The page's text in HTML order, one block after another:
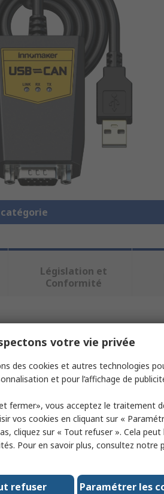
Législation et
Conformité
un ou plusieurs
Innomaker
Raspberry Pi HAT
Convertisseur USB
votre vie privée
des cookies et autres technologies
et pour l’affichage de
fermer», vous acceptez le traitement
vos cookies en cliquant sur «
cliquez sur « Tout refuser ». Cela peut
Pour en savoir plus, consultez notre
Paramétrer les
refuser